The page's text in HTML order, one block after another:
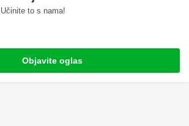
Učinite to s nama!
Objavite oglas